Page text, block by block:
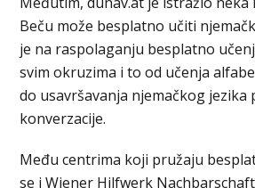
Beču može besplatno učiti
je na raspolaganju besplatno
svim okruzima i to od učenja
do usavršavanja njemačkog jezika
konverzacije.
Među centrima koji pružaju
se i Wiener Hilfwerk